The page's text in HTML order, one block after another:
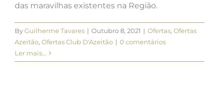
das maravilhas existentes na Região.
ByGuilherme Tavares | Outubro 8, 2021 | Ofertas, Ofertas
Azeitão, Ofertas Club D'Azeitão | 0 comentários
Ler mais...